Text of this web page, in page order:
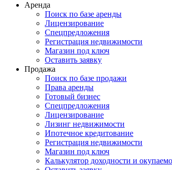
Аренда
Поиск по базе аренды
Лицензирование
Спецпредложения
Регистрация недвижимости
Магазин под ключ
Оставить заявку
Продажа
Поиск по базе продажи
Права аренды
Готовый бизнес
Спецпредложения
Лицензирование
Лизинг недвижимости
Ипотечное кредитование
Регистрация недвижимости
Магазин под ключ
Калькулятор доходности и